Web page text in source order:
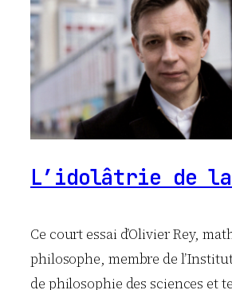
L’idolâtrie de
Ce court essai d’Olivier Rey,
philosophe, membre de
de philosophie des sciences et